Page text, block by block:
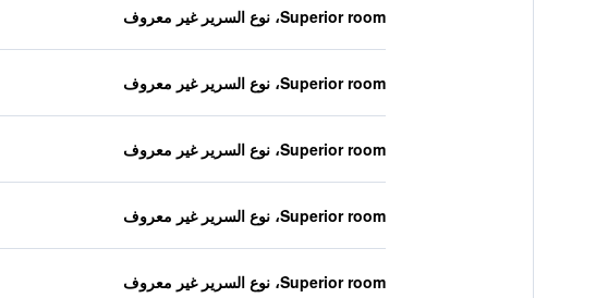
Superior room، نوع السرير غير معروف
Superior room، نوع السرير غير معروف
Superior room، نوع السرير غير معروف
Superior room، نوع السرير غير معروف
Superior room، نوع السرير غير معروف